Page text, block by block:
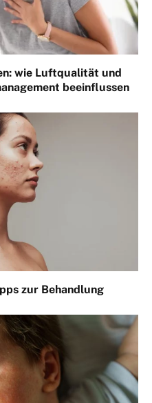
wie Luftqualität und
beeinflussen
zur Behandlung